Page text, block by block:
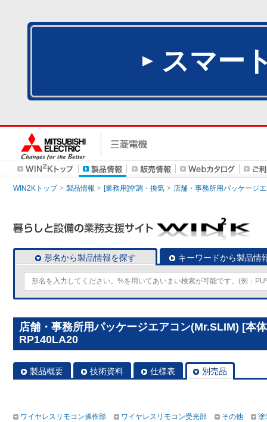
スマー
WIN2Kトップ 製品情報 [業務用]空調・換気 店舗・事務所用パッケージ
形名から製品情報を探す キーワードから製品情
店舗・事務所用パッケージエアコン(Mr.SLIM) [本
RP140LA20
製品概要 技術資料 仕様表 別売品
ワイヤレスリモコン操作部 ワイヤレスリモコン受光部 その他
塗